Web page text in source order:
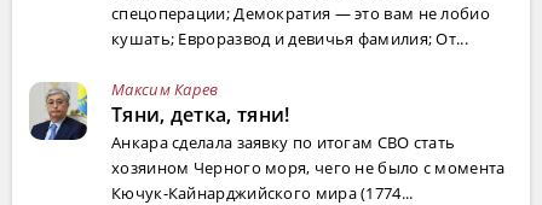
спецоперации; Демократия — это вам не лобио
кушать; Евроразвод и девичья фамилия; От...
Максим Карев
Тяни, детка, тяни!
Анкара сделала заявку по итогам СВО стать
хозяином Черного моря, чего не было с момента
Кючук-Кайнарджийского мира (1774...